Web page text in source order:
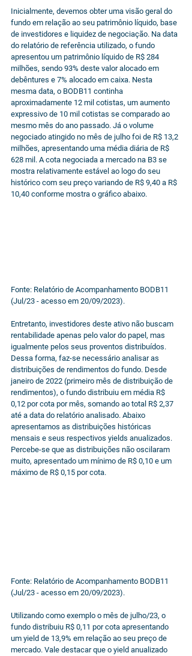
Inicialmente, devemos obter uma visão geral do
fundo em relação ao seu patrimônio líquido, base
de investidores e liquidez de negociação. Na data
do relatório de referência utilizado, o fundo
apresentou um patrimônio líquido de R$ 284
milhões, sendo 93% deste valor alocado em
debêntures e 7% alocado em caixa. Nesta
mesma data, o BODB11 continha
aproximadamente 12 mil cotistas, um aumento
expressivo de 10 mil cotistas se comparado ao
mesmo mês do ano passado. Já o volume
negociado atingido no mês de julho foi de R$ 13,2
milhões, apresentando uma média diária de R$
628 mil. A cota negociada a mercado na B3 se
mostra relativamente estável ao logo do seu
histórico com seu preço variando de R$ 9,40 a R$
10,40 conforme mostra o gráfico abaixo.
Fonte: Relatório de Acompanhamento BODB11
(Jul/23 - acesso em 20/09/2023).
Entretanto, investidores deste ativo não buscam
rentabilidade apenas pelo valor do papel, mas
igualmente pelos seus proventos distribuídos.
Dessa forma, faz-se necessário analisar as
distribuições de rendimentos do fundo. Desde
janeiro de 2022 (primeiro mês de distribuição de
rendimentos), o fundo distribuiu em média R$
0,12 por cota por mês, somando ao total R$ 2,37
até a data do relatório analisado. Abaixo
apresentamos as distribuições históricas
mensais e seus respectivos yields anualizados.
Percebe-se que as distribuições não oscilaram
muito, apresentado um mínimo de R$ 0,10 e um
máximo de R$ 0,15 por cota.
Fonte: Relatório de Acompanhamento BODB11
(Jul/23 - acesso em 20/09/2023).
Utilizando como exemplo o mês de julho/23, o
fundo distribuiu R$ 0,11 por cota apresentando
um yield de 13,9% em relação ao seu preço de
mercado. Vale destacar que o yield anualizado